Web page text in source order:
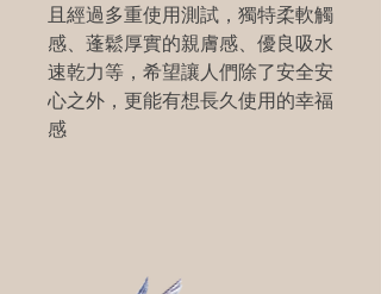
且經過多重使用測試，獨特柔軟觸
感、蓬鬆厚實的親膚感、優良吸水
速乾力等，希望讓人們除了安全安
心之外，更能有想長久使用的幸福
感